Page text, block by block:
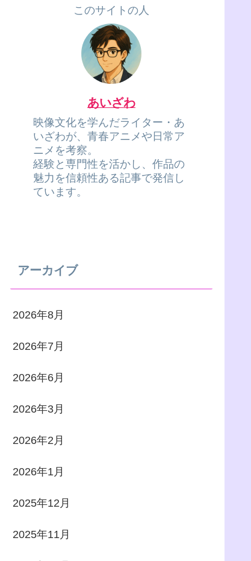
このサイトの人
あいざわ
映像文化を学んだライター・あ
いざわが、青春アニメや日常ア
ニメを考察。
経験と専門性を活かし、作品の
魅力を信頼性ある記事で発信し
ています。
アーカイブ
2026年8月
2026年7月
2026年6月
2026年3月
2026年2月
2026年1月
2025年12月
2025年11月